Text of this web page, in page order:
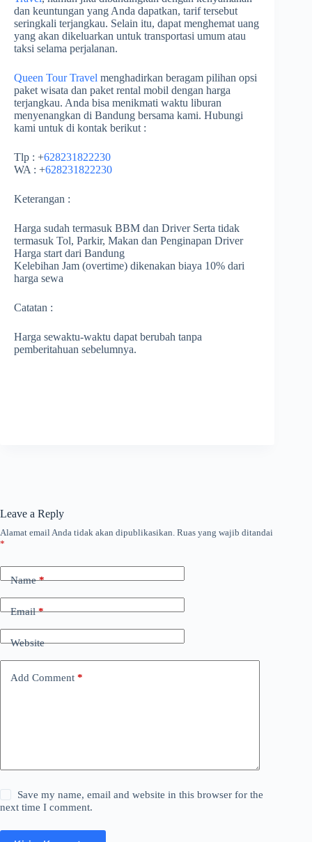
dan keuntungan yang Anda dapatkan, tarif tersebut
seringkali terjangkau. Selain itu, dapat menghemat uang
yang akan dikeluarkan untuk transportasi umum atau
taksi selama perjalanan.
Queen Tour Travel menghadirkan beragam pilihan opsi
paket wisata dan paket rental mobil dengan harga
terjangkau. Anda bisa menikmati waktu liburan
menyenangkan di Bandung bersama kami. Hubungi
kami untuk di kontak berikut :
Tlp : +628231822230
WA : +628231822230
Keterangan :
Harga sudah termasuk BBM dan Driver Serta tidak
termasuk Tol, Parkir, Makan dan Penginapan Driver
Harga start dari Bandung
Kelebihan Jam (overtime) dikenakan biaya 10% dari
harga sewa
Catatan :
Harga sewaktu-waktu dapat berubah tanpa
pemberitahuan sebelumnya.
Leave a Reply
Alamat email Anda tidak akan dipublikasikan. Ruas yang wajib ditandai
*
Name*
Email*
Website
Add Comment *
Save my name, email and website in this browser for the
next time I comment.